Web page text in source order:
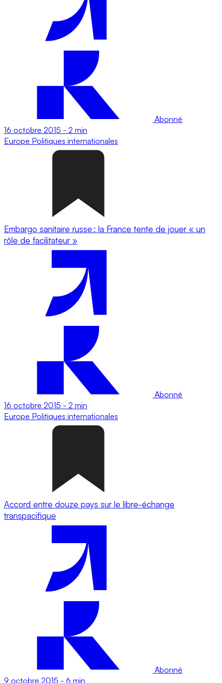
Abonné
16 octobre 2015 - 2 min
Europe Politiques internationales
Embargo sanitaire russe : la France tente de jouer « un
rôle de facilitateur »
Abonné
16 octobre 2015 - 2 min
Europe Politiques internationales
Accord entre douze pays sur le libre-échange
transpacifique
Abonné
9 octobre 2015 - 6 min